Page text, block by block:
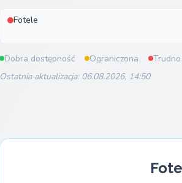
Fotele
Dobra dostępność Ograniczona
Ostatnia aktualizacja: 06.08.2026, 14:50